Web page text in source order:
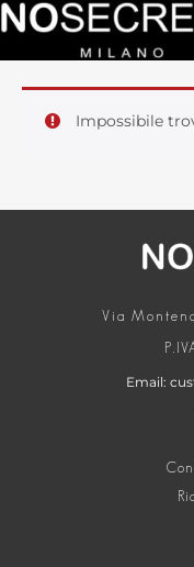
Impossibile
Via
Email: